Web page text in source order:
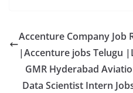
Accenture Company Job
|Accenture jobs Telugu
GMR Hyderabad
Data Scientist Intern